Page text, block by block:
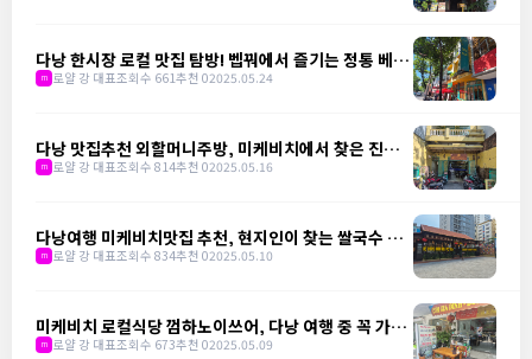
다낭 한시장 로컬 맛집 탐방! 벱꿔에서 즐기는 정통 베트
남 가정식
m 로얄 강 대표조회수 661추천 02025.05.24
다낭 맛집추천 외할머니주방, 미케비치에서 찾은 진짜
베트남 밥상
m 로얄 강 대표조회수 814추천 02025.05.16
다낭여행 미케비치맛집 추천, 현지인이 찾는 쌀국수 맛
집 냐항 비엣 쓰어
m 로얄 강 대표조회수 834추천 02025.05.10
미케비치 로컬식당 껌하노이쓰어, 다낭 여행 중 꼭 가야
할 곳
m 로얄 강 대표조회수 673추천 02025.05.09